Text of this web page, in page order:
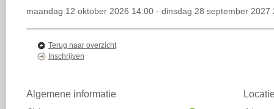
maandag 12 oktober 2026 14:00 - dinsdag 28 september 2027
Terug naar overzicht
Inschrijven
Algemene informatie